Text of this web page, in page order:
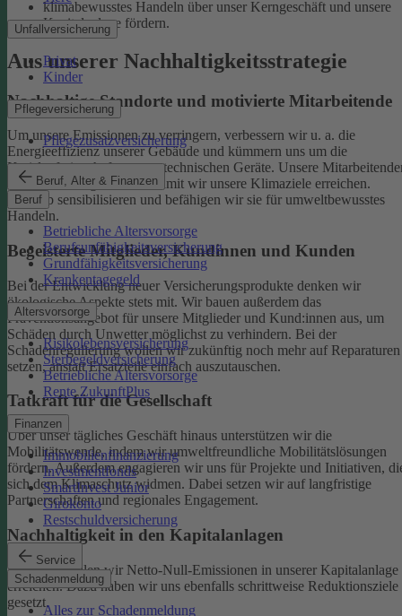
Unfallversicherung
Privat
Kinder
Pflegeversicherung
Pflegezusatzversicherung
Beruf, Alter & Finanzen
Beruf
Betriebliche Altersvorsorge
Berufsunfähigkeitsversicherung
Grundfähigkeitsversicherung
Krankentagegeld
Altersvorsorge
Risikolebensversicherung
Sterbegeldversicherung
Betriebliche Altersvorsorge
Rente ZukunftPlus
Finanzen
Immobilienfinanzierung
Investmentfonds
SmartInvest Junior
Girokonto
Restschuldversicherung
Service
Schadenmeldung
Alles zur Schadenmeldung
klimabewusstes Handeln über unser Kerngeschäft und unsere
Kapitalanlage fördern.
Aus unserer Nachhaltigkeitsstrategie
Nachhaltige Standorte und motivierte Mitarbeitende
Um unsere Emissionen zu verringern, verbessern wir u. a. die
Energieeffizienz unserer Gebäude und kümmern uns um die
Kreislaufwirtschaft unserer technischen Geräte. Unsere
sind ein wichtiger Hebel, damit wir unsere Klimaziele erreichen.
Deshalb sensibilisieren und befähigen wir sie für umweltbewusstes
Handeln.
Begeisterte Mitglieder, Kundinnen und Kunden
Bei der Entwicklung neuer Versicherungsprodukte denken wir
ökologische Aspekte stets mit. Wir bauen außerdem das
Präventionsangebot für unsere Mitglieder und Kund:innen aus, um
Schäden durch Unwetter möglichst zu verhindern. Bei der
Schadenregulierung wollen wir zukünftig noch mehr auf Reparaturen
setzen, anstatt Ersatzteile einfach auszutauschen.
Tatkraft für die Gesellschaft
Über unser tägliches Geschäft hinaus unterstützen wir die
Mobilitätswende, indem wir umweltfreundliche Mobilitätslösungen
fördern. Außerdem engagieren wir uns für Projekte und Initiativen,
sich dem Klimaschutz widmen. Dabei setzen wir auf langfristige
Partnerschaften und regionales Engagement.
Nachhaltigkeit in den Kapitalanlagen
Bis 2050 wollen wir Netto-Null-Emissionen in unserer Kapitalanlage
erreichen. Dazu haben wir uns ebenfalls schrittweise Reduktionsziele
gesetzt.